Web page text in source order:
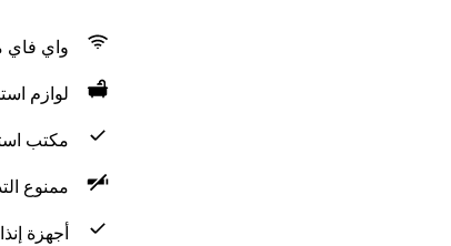
واي فاي
لوازم
مكتب
ممنوع
أجهزة